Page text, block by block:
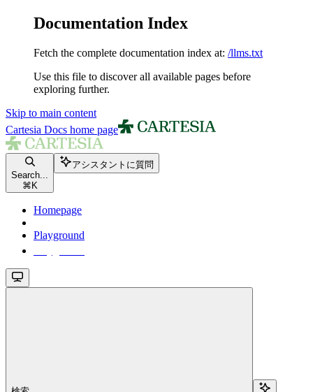
Documentation Index
Fetch the complete documentation index at: /llms.txt
Use this file to discover all available pages before
exploring further.
Skip to main content
Cartesia Docs home page
Search...
⌘ K
アシスタントに質問
Homepage
Playground